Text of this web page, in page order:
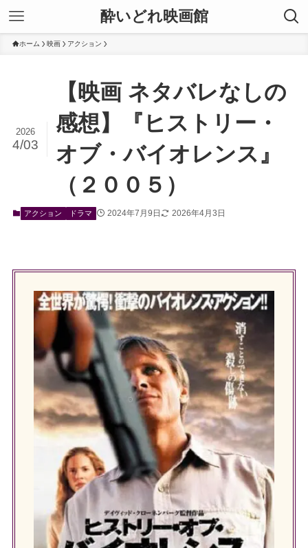
酔いどれ映画館
ホーム 映画 アクション
【映画 ネタバレなしの
感想】『ヒストリー・
オブ・バイオレンス』
（２００５）
2026
4/03
アクション ドラマ 2024年7月9日 2026年4月3日